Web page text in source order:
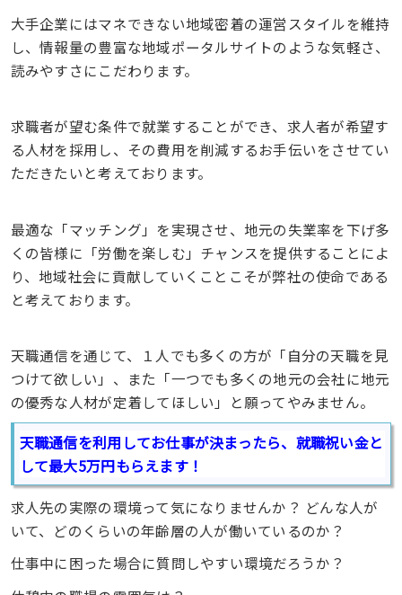
大手企業にはマネできない地域密着の運営スタイルを維持
し、情報量の豊富な地域ポータルサイトのような気軽さ、
読みやすさにこだわります。
求職者が望む条件で就業することができ、求人者が希望す
る人材を採用し、その費用を削減するお手伝いをさせてい
ただきたいと考えております。
最適な「マッチング」を実現させ、地元の失業率を下げ多
くの皆様に「労働を楽しむ」チャンスを提供することによ
り、地域社会に貢献していくことこそが弊社の使命である
と考えております。
天職通信を通じて、１人でも多くの方が「自分の天職を見
つけて欲しい」、また「一つでも多くの地元の会社に地元
の優秀な人材が定着してほしい」と願ってやみません。
天職通信を利用してお仕事が決まったら、就職祝い金と
して最大5万円もらえます！
求人先の実際の環境って気になりませんか？ どんな人が
いて、どのくらいの年齢層の人が働いているのか？
仕事中に困った場合に質問しやすい環境だろうか？